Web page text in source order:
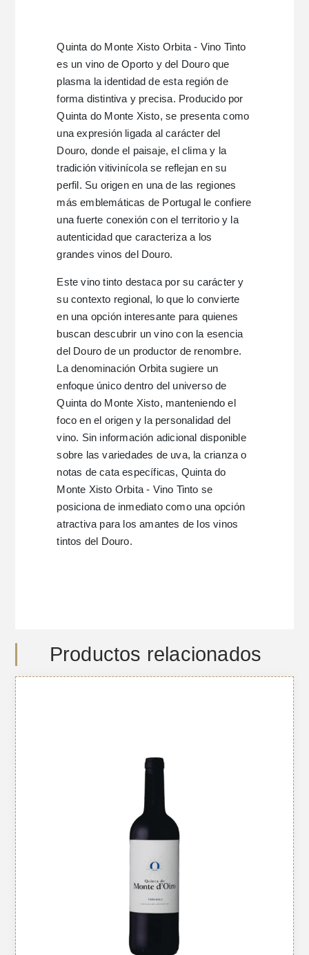
Quinta do Monte Xisto Orbita - Vino Tinto
es un vino de Oporto y del Douro que
plasma la identidad de esta región de
forma distintiva y precisa. Producido por
Quinta do Monte Xisto, se presenta como
una expresión ligada al carácter del
Douro, donde el paisaje, el clima y la
tradición vitivinícola se reflejan en su
perfil. Su origen en una de las regiones
más emblemáticas de Portugal le confiere
una fuerte conexión con el territorio y la
autenticidad que caracteriza a los
grandes vinos del Douro.
Este vino tinto destaca por su carácter y
su contexto regional, lo que lo convierte
en una opción interesante para quienes
buscan descubrir un vino con la esencia
del Douro de un productor de renombre.
La denominación Orbita sugiere un
enfoque único dentro del universo de
Quinta do Monte Xisto, manteniendo el
foco en el origen y la personalidad del
vino. Sin información adicional disponible
sobre las variedades de uva, la crianza o
notas de cata específicas, Quinta do
Monte Xisto Orbita - Vino Tinto se
posiciona de inmediato como una opción
atractiva para los amantes de los vinos
tintos del Douro.
Productos relacionados